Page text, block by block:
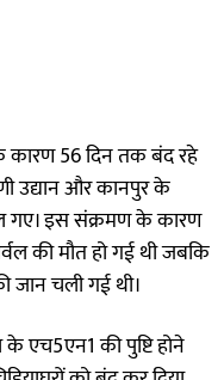
56 दिन तक बंद रहे
उद्यान और कानपुर के
गए। इस संक्रमण के कारण
की मौत हो गई थी जबकि
जान चली गई थी।
एच5एन1 की पुष्टि होने